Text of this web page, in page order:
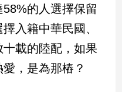
的人選擇保留
入籍中華民國、
載的陸配，如果
，是為那樁？